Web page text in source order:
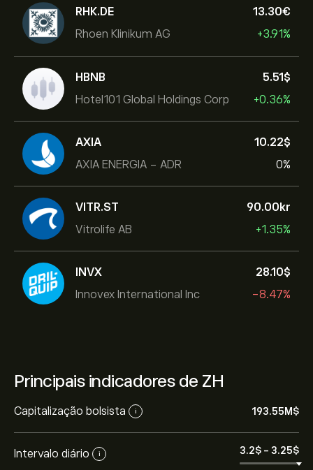
RHK.DE
Rhoen Klinikum AG
13.30‎€‎
+3.91%
HBNB
Hotel101 Global Holdings Corp
5.51‎$‎
+0.36%
AXIA
AXIA ENERGIA - ADR
10.22‎$‎
0%
VITR.ST
Vitrolife AB
90.00‎kr‎
+1.35%
INVX
Innovex International Inc
28.10‎$‎
-8.47%
Principais indicadores de ZH
Capitalização bolsista i 193.55M‎$‎
Intervalo diário i 3.2‎$‎ - 3.25‎$‎